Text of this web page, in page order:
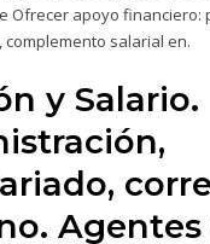
Ofrecer apoyo financiero:
complemento salarial en.
y Salario.
Agentes